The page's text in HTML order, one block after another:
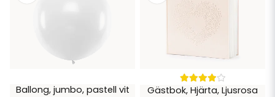
Ballong, jumbo, pastell vit Gästbok, Hjärta, Ljusrosa